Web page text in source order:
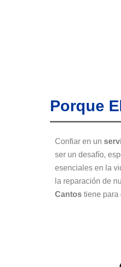
Porque
Confiar en un
ser un desafío,
esenciales en la
la reparación de
Cantos tiene para